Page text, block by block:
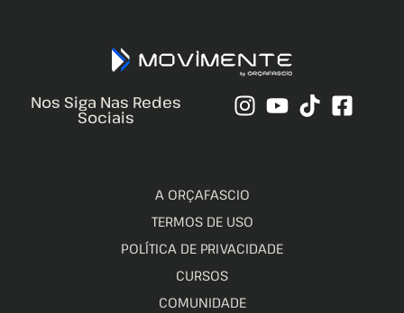
Nos Siga Nas Redes
Sociais
A ORÇAFASCIO
TERMOS DE USO
POLÍTICA DE PRIVACIDADE
CURSOS
COMUNIDADE